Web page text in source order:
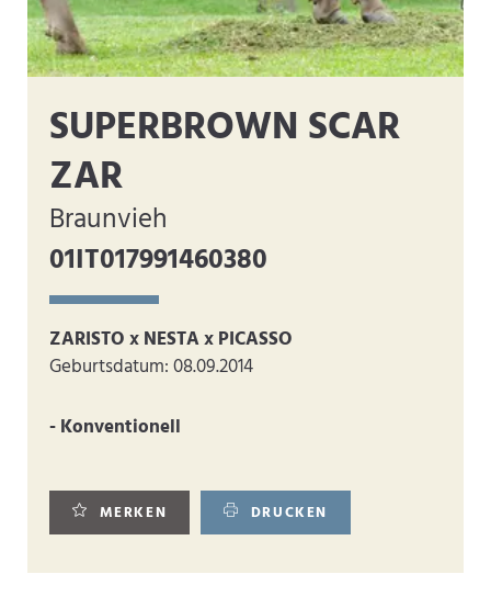
SUPERBROWN SCAR
ZAR
Braunvieh
01IT017991460380
ZARISTO x NESTA x PICASSO
Geburtsdatum: 08.09.2014
- Konventionell
MERKEN DRUCKEN